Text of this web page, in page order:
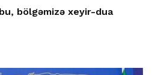
bölgəmizə xeyir-dua